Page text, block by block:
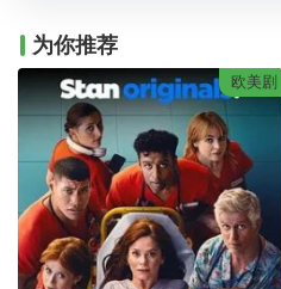
为你推荐
欧美剧